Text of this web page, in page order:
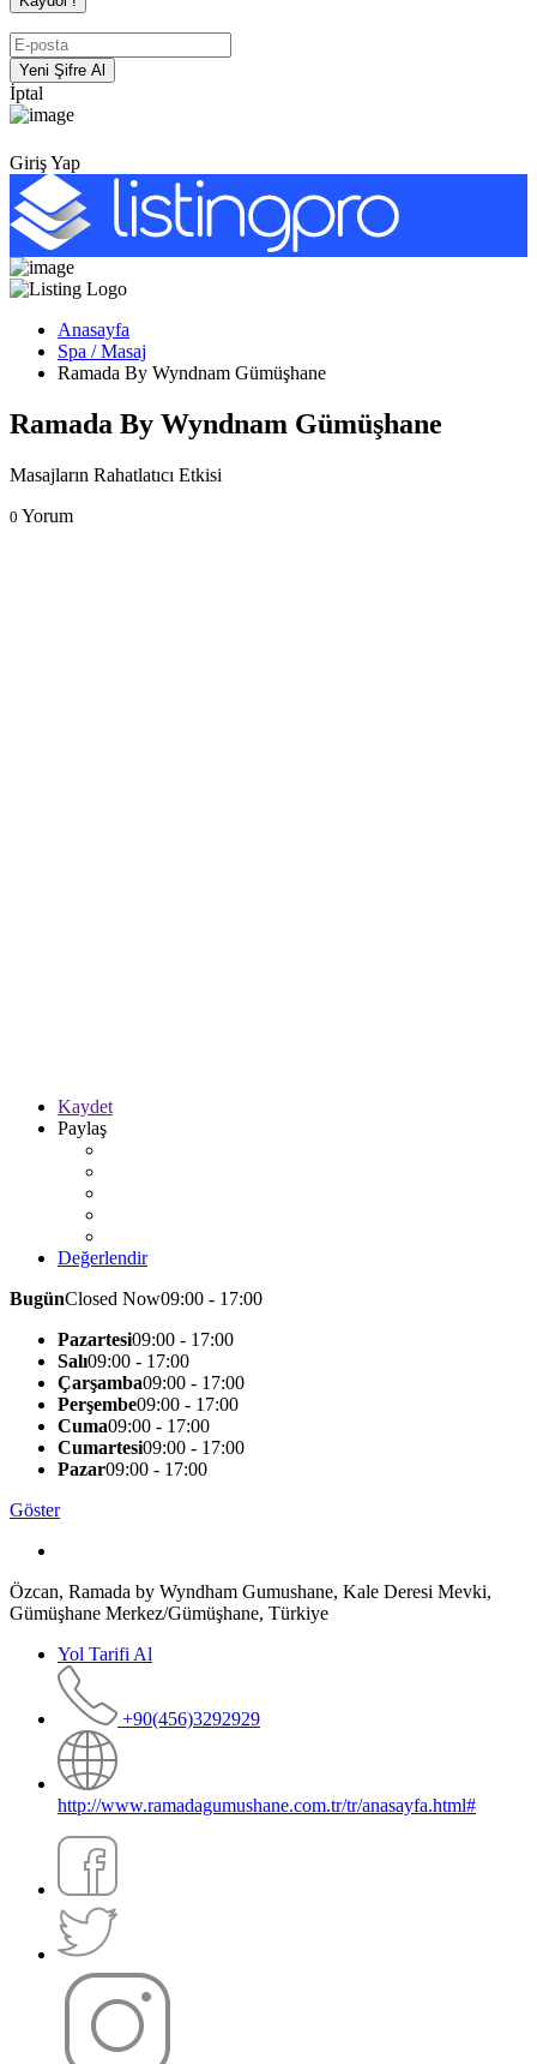
İptal
Giriş Yap
Anasayfa
Spa / Masaj
Ramada By Wyndnam Gümüşhane
Ramada By Wyndnam Gümüşhane
Masajların Rahatlatıcı Etkisi
0 Yorum
Kaydet
Paylaş
Değerlendir
BugünClosed Now09:00 - 17:00
Pazartesi09:00 - 17:00
Salı09:00 - 17:00
Çarşamba09:00 - 17:00
Perşembe09:00 - 17:00
Cuma09:00 - 17:00
Cumartesi09:00 - 17:00
Pazar09:00 - 17:00
Göster
Özcan, Ramada by Wyndham Gumushane, Kale Deresi Mevki,
Gümüşhane Merkez/Gümüşhane, Türkiye
Yol Tarifi Al
+90(456)3292929
http://www.ramadagumushane.com.tr/tr/anasayfa.html#